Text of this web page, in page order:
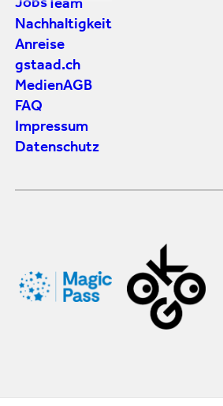
Jobs Team
Nachhaltigkeit
Anreise
gstaad.ch
MedienAGB
FAQ
Impressum
Datenschutz